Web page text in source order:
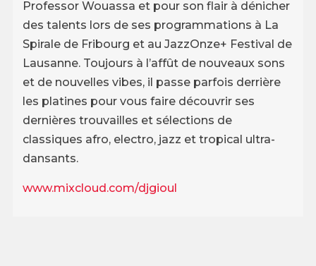
Professor Wouassa et pour son flair à dénicher
des talents lors de ses programmations à La
Spirale de Fribourg et au JazzOnze+ Festival de
Lausanne. Toujours à l’affût de nouveaux sons
et de nouvelles vibes, il passe parfois derrière
les platines pour vous faire découvrir ses
dernières trouvailles et sélections de
classiques afro, electro, jazz et tropical ultra-
dansants.
www.mixcloud.com/djgioul